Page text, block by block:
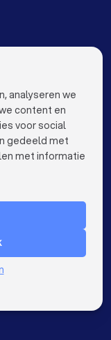
Haag
keyboard_arrow_down
analyseren we
content en
voor social
gedeeld met
met informatie